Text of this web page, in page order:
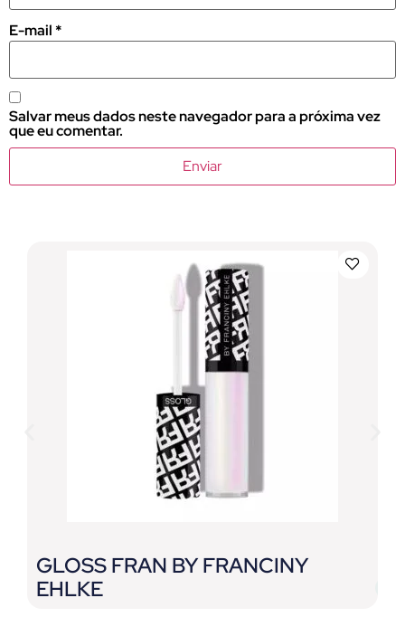
E-mail *
Salvar meus dados neste navegador para a próxima vez
que eu comentar.
GLOSS FRAN BY FRANCINY
EHLKE